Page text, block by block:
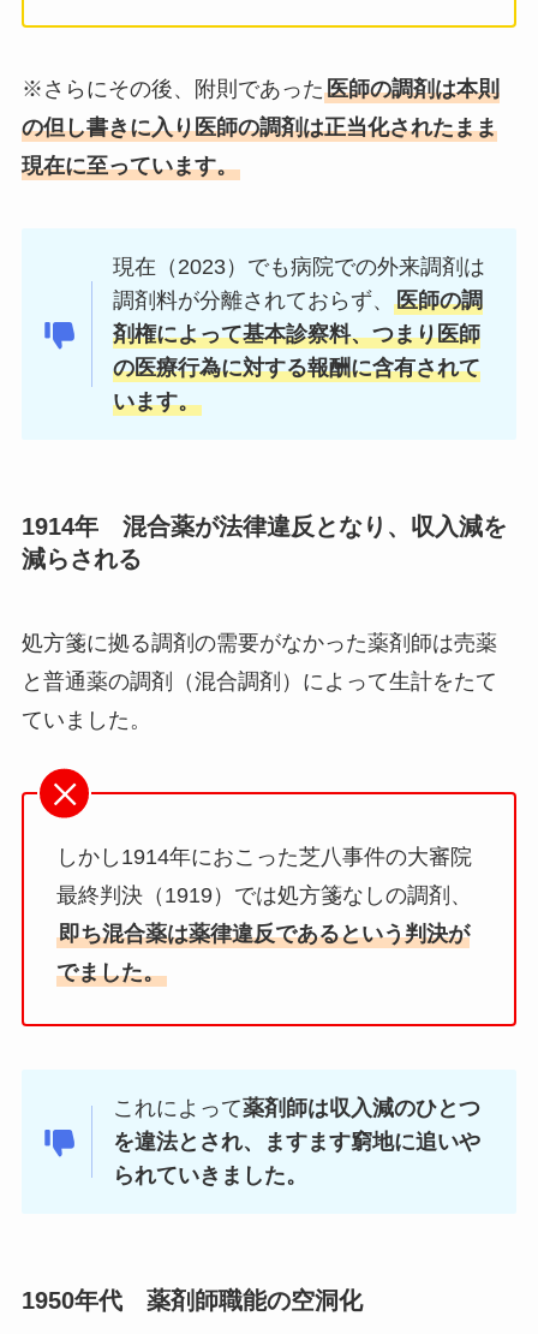
※さらにその後、附則であった医師の調剤は本則
の但し書きに入り医師の調剤は正当化されたまま
現在に至っています。
現在（2023）でも病院での外来調剤は
調剤料が分離されておらず、医師の調
剤権によって基本診察料、つまり医師
の医療行為に対する報酬に含有されて
います。
1914年 混合薬が法律違反となり、収入減を
減らされる
処方箋に拠る調剤の需要がなかった薬剤師は売薬
と普通薬の調剤（混合調剤）によって生計をたて
ていました。
しかし1914年におこった芝八事件の大審院
最終判決（1919）では処方箋なしの調剤、
即ち混合薬は薬律違反であるという判決が
でました。
これによって薬剤師は収入減のひとつ
を違法とされ、ますます窮地に追いや
られていきました。
1950年代 薬剤師職能の空洞化